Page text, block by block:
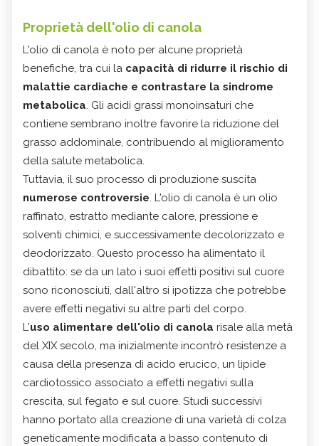
Proprietà dell'olio di canola
L'olio di canola è noto per alcune proprietà
benefiche, tra cui la capacità di ridurre il rischio di
malattie cardiache e contrastare la sindrome
metabolica. Gli acidi grassi monoinsaturi che
contiene sembrano inoltre favorire la riduzione del
grasso addominale, contribuendo al miglioramento
della salute metabolica.
Tuttavia, il suo processo di produzione suscita
numerose controversie. L'olio di canola è un olio
raffinato, estratto mediante calore, pressione e
solventi chimici, e successivamente decolorizzato e
deodorizzato. Questo processo ha alimentato il
dibattito: se da un lato i suoi effetti positivi sul cuore
sono riconosciuti, dall'altro si ipotizza che potrebbe
avere effetti negativi su altre parti del corpo.
L'uso alimentare dell'olio di canola risale alla metà
del XIX secolo, ma inizialmente incontrò resistenze a
causa della presenza di acido erucico, un lipide
cardiotossico associato a effetti negativi sulla
crescita, sul fegato e sul cuore. Studi successivi
hanno portato alla creazione di una varietà di colza
geneticamente modificata a basso contenuto di